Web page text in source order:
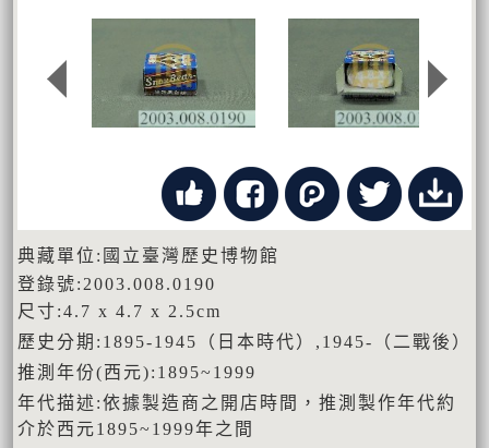
典藏單位:國立臺灣歷史博物館
登錄號:2003.008.0190
尺寸:4.7 x 4.7 x 2.5cm
歷史分期:1895-1945（日本時代）,1945-（二戰後）
推測年份(西元):1895~1999
年代描述:依據製造商之開店時間，推測製作年代約
介於西元1895~1999年之間